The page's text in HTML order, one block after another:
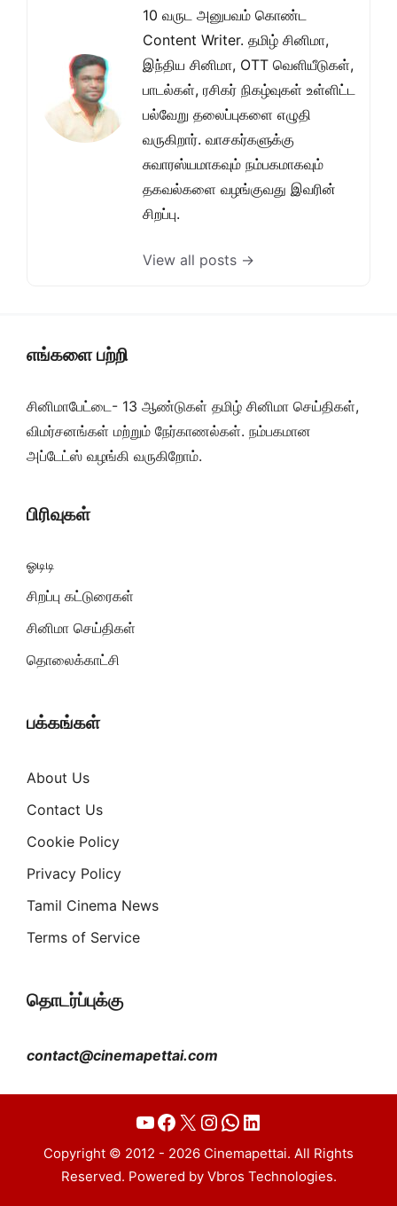
10 வருட அனுபவம் கொண்ட
Content Writer. தமிழ் சினிமா,
இந்திய சினிமா, OTT வெளியீடுகள்,
பாடல்கள், ரசிகர் நிகழ்வுகள் உள்ளிட்ட
பல்வேறு தலைப்புகளை எழுதி
வருகிறார். வாசகர்களுக்கு
சுவாரஸ்யமாகவும் நம்பகமாகவும்
தகவல்களை வழங்குவது இவரின்
சிறப்பு.
View all posts →
எங்களை பற்றி
சினிமாபேட்டை- 13 ஆண்டுகள் தமிழ் சினிமா செய்திகள்,
விமர்சனங்கள் மற்றும் நேர்காணல்கள். நம்பகமான
அப்டேட்ஸ் வழங்கி வருகிறோம்.
பிரிவுகள்
ஓடிடி
சிறப்பு கட்டுரைகள்
சினிமா செய்திகள்
தொலைக்காட்சி
பக்கங்கள்
About Us
Contact Us
Cookie Policy
Privacy Policy
Tamil Cinema News
Terms of Service
தொடர்ப்புக்கு
contact@cinemapettai.com
YouTube
Facebook
X Instagram
WhatsApp
LinkedIn
Copyright © 2012 - 2026 Cinemapettai. All Rights
Reserved. Powered by Vbros Technologies.